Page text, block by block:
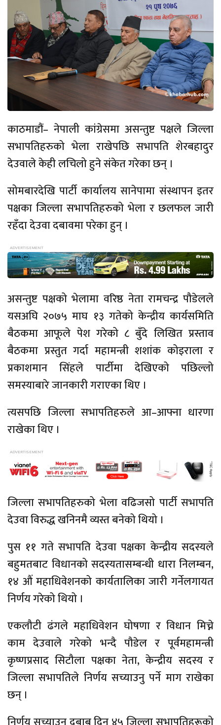
काठमाडौं– नेपाली कांग्रेसमा असन्तुष्ट पक्षले जिल्ला
सभापतिहरुको भेला राखेपछि सभापति शेरबहादुर
देउवाले केही लचिलो हुने संकेत गरेका छन् ।
सोमबारदेखि पार्टी कार्यालय सानेपामा संस्थापन इतर
पक्षका जिल्ला सभापतिहरुको भेला र छलफल जारी
रहँदा देउवा दबावमा परेका हुन् ।
असन्तुष्ट पक्षको भेलामा वरिष्ठ नेता रामचन्द्र पौडेलले
यसअघि २०७५ माघ १३ गतेको केन्द्रीय कार्यसमिति
बैठकमा आफूले पेश गरेको ८ बुँदे लिखित प्रस्ताव
बैठकमा प्रस्तुत गर्दा महामन्त्री शशांक कोइराला र
प्रकाशमान सिंहले पार्टीमा देखिएको पछिल्लो
समस्याबारे जानकारी गराएका थिए ।
त्यसपछि जिल्ला सभापतिहरुले आ–आफ्ना धारणा
राखेका थिए ।
जिल्ला सभापतिहरुको भेला वढिजसो पार्टी सभापति
देउवा विरुद्ध खनिनमै व्यस्त बनेको थियो ।
पुस ११ गते सभापति देउवा पक्षका केन्द्रीय सदस्यले
बहुमतबाट विधानको सदस्यतासम्बन्धी धारा निलम्बन,
१४ औं महाधिवेशनको कार्यतालिका जारी गर्नेलगायत
निर्णय गरेको थियो ।
एकलौटी ढंगले महाधिवेशन घोषणा र विधान मिच्ने
काम देउवाले गरेको भन्दै पौडेल र पूर्वमहामन्त्री
कृष्णप्रसाद सिटौला पक्षका नेता, केन्द्रीय सदस्य र
जिल्ला सभापतिले निर्णय सच्याउनु पर्ने माग राखेका
छन् ।